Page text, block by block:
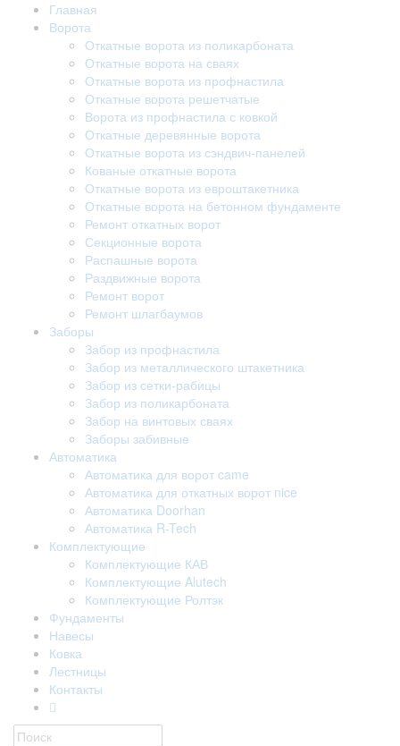
Главная
Ворота
Откатные ворота из поликарбоната
Откатные ворота на сваях
Откатные ворота из профнастила
Откатные ворота решетчатые
Ворота из профнастила с ковкой
Откатные деревянные ворота
Откатные ворота из сэндвич-панелей
Кованые откатные ворота
Откатные ворота из евроштакетника
Откатные ворота на бетонном фундаменте
Ремонт откатных ворот
Секционные ворота
Распашные ворота
Раздвижные ворота
Ремонт ворот
Ремонт шлагбаумов
Заборы
Забор из профнастила
Забор из металлического штакетника
Забор из сетки-рабицы
Забор из поликарбоната
Забор на винтовых сваях
Заборы забивные
Автоматика
Автоматика для ворот came
Автоматика для откатных ворот nice
Автоматика Doorhan
Автоматика R-Tech
Комплектующие
Комплектующие КАВ
Комплектующие Alutech
Комплектующие Ролтэк
Фундаменты
Навесы
Ковка
Лестницы
Контакты